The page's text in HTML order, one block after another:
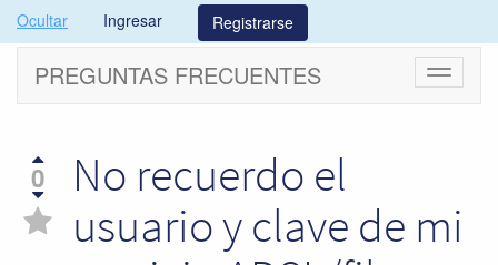
Ocultar Ingresar Registrarse
Cambiar
PREGUNTAS FRECUENTES
0
No recuerdo el
usuario y clave de mi